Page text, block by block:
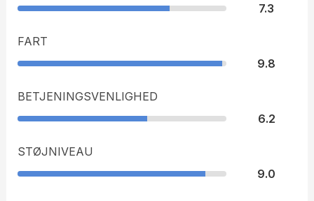
7.3
FART
9.8
BETJENINGSVENLIGHED
6.2
STØJNIVEAU
9.0